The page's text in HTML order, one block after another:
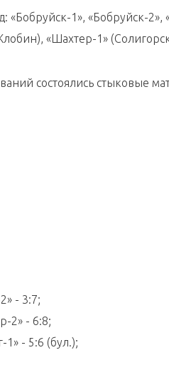
1», «Бобруйск-2»,
«Шахтер-1»
состоялись стыковые
- 3:7;
2» - 6:8;
1» - 5:6 (бул.);